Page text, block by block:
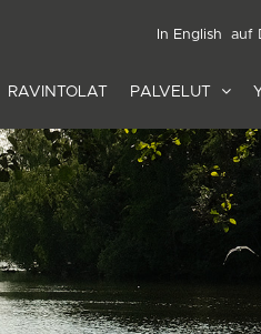
In English auf
RAVINTOLAT PALVELUT